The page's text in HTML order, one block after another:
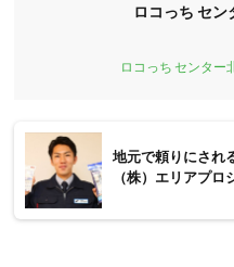
ロコっち セン
ロコっち センター
地元で頼りにされ
（株）エリアプロ